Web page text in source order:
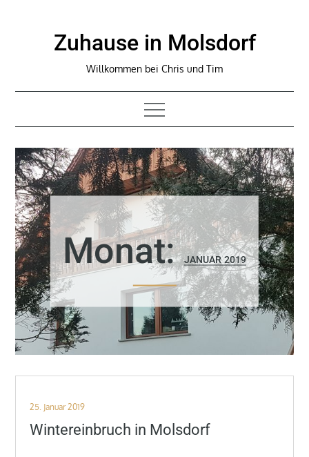
Zuhause in Molsdorf
Willkommen bei Chris und Tim
Monat:JANUAR 2019
Posted
on
25. Januar 2019
Wintereinbruch in Molsdorf